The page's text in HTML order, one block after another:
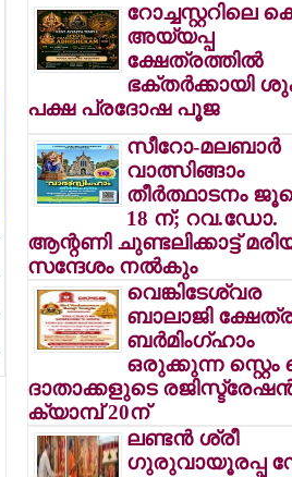
റോച്ചസ്റ്ററിലെ
അയ്യപ്പ
ക്ഷേത്രത്തില്‍
ഭക്തര്‍ക്കായി
പക്ഷ പ്രദോഷ പൂജ
സീറോ-മലബാര്‍
വാത്സിങ്ങാം
തീര്‍ത്ഥാടനം
18 ന്; റവ.ഡോ.
ആന്റണി ചുണ്ടലിക്കാട്ട്
സന്ദേശം നല്‍കും
വെങ്കിടേശ്വര
ബാലാജി
ബര്‍മിംഗ്ഹാം
ഒരുക്കുന്ന
ദാതാക്കളുടെ
ക്യാമ്പ് 20ന്
ലണ്ടന്‍ ശ്രീ
ഗുരുവായൂരപ്പ